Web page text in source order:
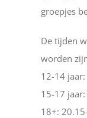
groepjes
De tijden
worden
12-14
15-17
18+: